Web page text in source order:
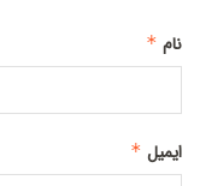
نام *
ایمیل *